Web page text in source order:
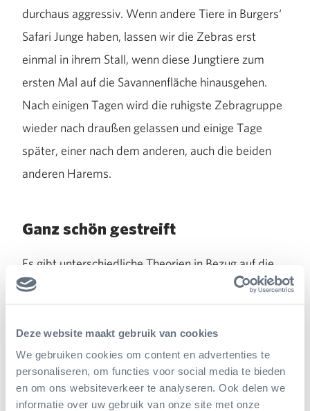
Deze website maakt gebruik van cookies
We gebruiken cookies om content en advertenties te
personaliseren, om functies voor social media te bieden
en om ons websiteverkeer te analyseren. Ook delen we
informatie over uw gebruik van onze site met onze
durchaus aggressiv. Wenn andere Tiere in Burgers‘
Safari Junge haben, lassen wir die Zebras erst
einmal in ihrem Stall, wenn diese Jungtiere zum
ersten Mal auf die Savannenfläche hinausgehen.
Nach einigen Tagen wird die ruhigste Zebragruppe
wieder nach draußen gelassen und einige Tage
später, einer nach dem anderen, auch die beiden
anderen Harems.
Ganz schön gestreift
Es gibt unterschiedliche Theorien in Bezug auf die
Frage, warum Zebras gestreift sind. Eine besagt,
dass durch die abwechselnd dunklen und hellen
Streifen kleine kühlende Luftwirbel entstehen, die
die Hitze für die Tiere erträglicher machen. Einer
anderen Theorie zufolge sind die Streifen ein
Abwehrmechanismus gegen Insekten wie